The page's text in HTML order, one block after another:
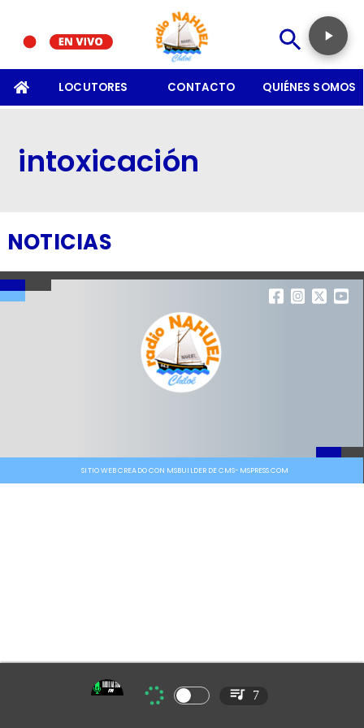
LOCUTORES CONTACTO QUIÉNES SOMOS
intoxicación
NOTICIAS
SITIO WEB CREADO CON MSBUILDER DE CMS-MSPRESS.COM
7